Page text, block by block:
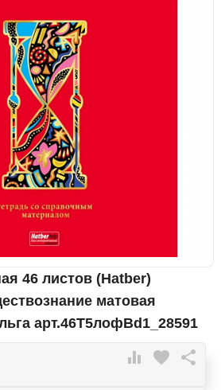
46 листов (Hatber)
матовая
арт.46Т5лофВd1_28591
 favorite 